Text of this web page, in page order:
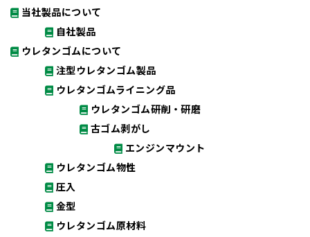
当社製品について
自社製品
ウレタンゴムについて
注型ウレタンゴム製品
ウレタンゴムライニング品
ウレタンゴム研削・研磨
古ゴム剥がし
エンジンマウント
ウレタンゴム物性
圧入
金型
ウレタンゴム原材料